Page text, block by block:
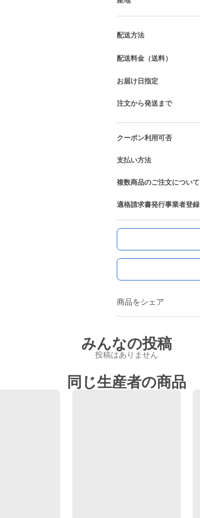
配送方法
配送料金（送料）
お届け日指定
注文から発送まで
クーポン利用可否
支払い方法
複数商品のご注文について
適格請求書発行事業者登録
商品をシェア
みんなの投稿
投稿はありません
同じ生産者の商品